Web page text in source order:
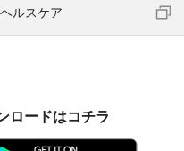
ルスケア
ロードはコチラ